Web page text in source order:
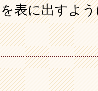
表に出すよ